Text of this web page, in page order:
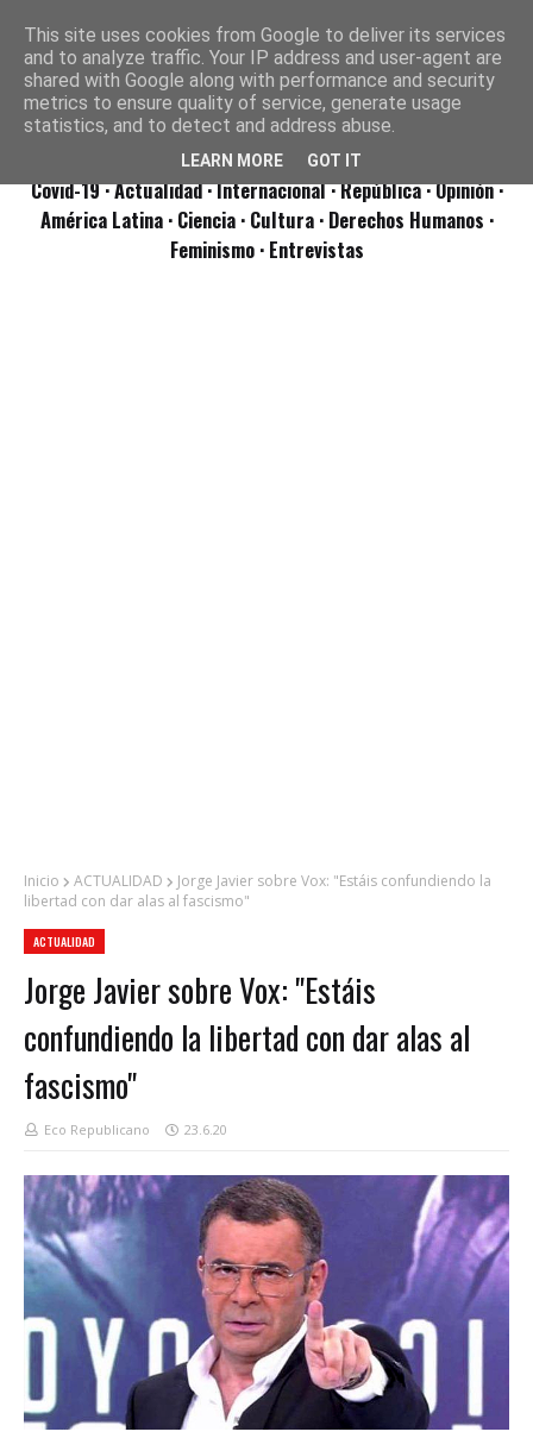
Covid-19· Actualidad· Internacional· República· Opinión·
América Latina · Ciencia · Cultura · Derechos Humanos ·
Feminismo · Entrevistas
Inicio ACTUALIDAD
Jorge Javier sobre Vox: "Estáis confundiendo la
libertad con dar alas al fascismo"
ACTUALIDAD
Jorge Javier sobre Vox: "Estáis
confundiendo la libertad con dar alas al
fascismo"
Eco Republicano 23.6.20
This site uses cookies from Google to deliver its services
and to analyze traffic. Your IP address and user-agent are
shared with Google along with performance and security
metrics to ensure quality of service, generate usage
statistics, and to detect and address abuse.
LEARN MORE GOT IT